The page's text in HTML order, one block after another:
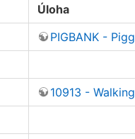
Úloha
PIGBANK -
10913 -